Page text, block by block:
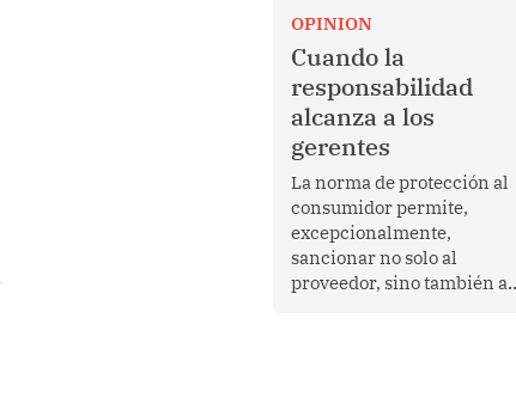
Más allá de su dimensión
religiosa, esta gira
representa una oportunidad
para reafirmar el valor del
diálogo, fortalecer los
vínculos entre los pueblos y
proyectar una imagen de
cooperación en una región
que enfrenta desafíos en
materia de desarrollo,
cohesión social y
gobernabilidad.
OPINION
Cuando la
responsabilidad
alcanza a los
gerentes
La norma de protección al
consumidor permite,
excepcionalmente,
sancionar no solo al
proveedor, sino también a